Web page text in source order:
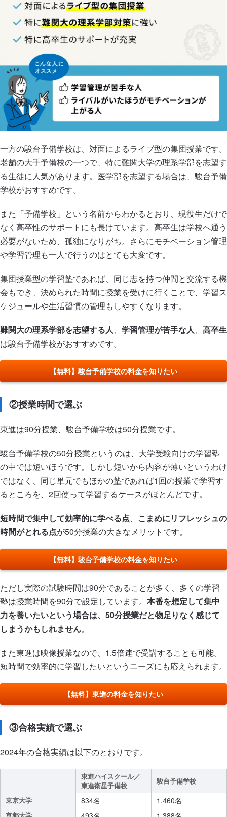
一方の駿台予備学校は、対面によるライブ型の集団授業です。
老舗の大手予備校の一つで、特に難関大学の理系学部を志望す
る生徒に人気があります。医学部を志望する場合は、駿台予備
学校がおすすめです。
また「予備学校」という名前からわかるとおり、現役生だけで
なく高卒性のサポートにも長けています。高卒生は学校へ通う
必要がないため、孤独になりがち。さらにモチベーション管理
や学習管理も一人で行うのはとても大変です。
集団授業型の学習塾であれば、同じ志を持つ仲間と交流する機
会もでき、決められた時間に授業を受けに行くことで、学習ス
ケジュールや生活習慣の管理もしやすくなります。
難関大の理系学部を志望する人 学習管理が苦手な人
高卒生
は駿台予備学校がおすすめです。
【無料】駿台予備学校の料金を知りたい
②授業時間で選ぶ
東進は90分授業、駿台予備学校は50分授業です。
駿台予備学校の50分授業というのは、大学受験向けの学習塾
の中では短いほうです。しかし短いから内容が薄いというわけ
ではなく、同じ単元でもほかの塾であれば1回の授業で学習す
るところを、2回使って学習するケースがほとんどです。
短時間で集中して効率的に学べる点
こまめにリフレッシュの
時間がとれる点が50分授業の大きなメリットです。
【無料】駿台予備学校の料金を知りたい
ただし実際の試験時間は90分であることが多く、多くの学習
塾は授業時間を90分で設定しています。 本番を想定して集中
力を養いたいという場合は、50分授業だと物足りなく感じて
しまうかもしれません。
また東進は映像授業なので、1.5倍速で受講することも可能。
短時間で効率的に学習したいというニーズにも応えられます。
【無料】東進の料金を知りたい
③合格実績で選ぶ
2024年の合格実績は以下のとおりです。
東進ハイスクール／
東進衛星予備校
駿台予備学校
東京大学
834名 1,460名
京都大学